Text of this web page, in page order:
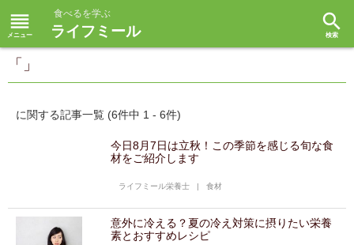
reorder 食べるを学ぶ
ライフミール search
「」
に関する記事一覧 (6件中 1 - 6件)
今日8月7日は立秋！この季節を感じる旬な食
材をご紹介します
ライフミール栄養士 |食材
意外に冷える？夏の冷え対策に摂りたい栄養
素とおすすめレシピ